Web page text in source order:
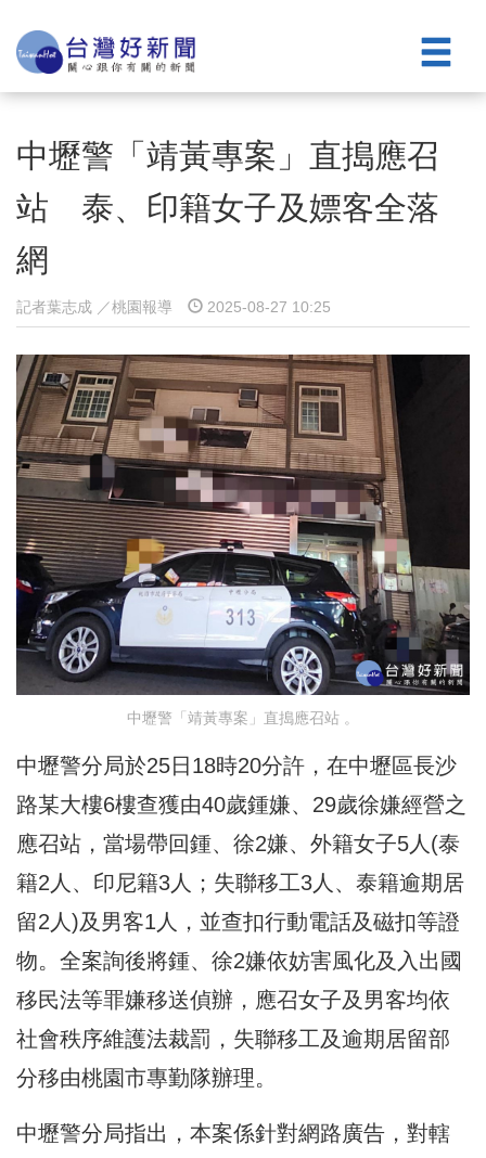
中壢警「靖黃專案」直搗應召
站 泰、印籍女子及嫖客全落
網
記者葉志成 ／桃園報導 2025-08-27 10:25
中壢警「靖黃專案」直搗應召站 。
中壢警分局於25日18時20分許，在中壢區長沙
路某大樓6樓查獲由40歲鍾嫌、29歲徐嫌經營之
應召站，當場帶回鍾、徐2嫌、外籍女子5人(泰
籍2人、印尼籍3人；失聯移工3人、泰籍逾期居
留2人)及男客1人，並查扣行動電話及磁扣等證
物。全案詢後將鍾、徐2嫌依妨害風化及入出國
移民法等罪嫌移送偵辦，應召女子及男客均依
社會秩序維護法裁罰，失聯移工及逾期居留部
分移由桃園市專勤隊辦理。
中壢警分局指出，本案係針對網路廣告，對轄